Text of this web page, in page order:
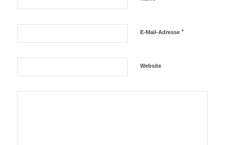
E-Mail-Adresse *
Website